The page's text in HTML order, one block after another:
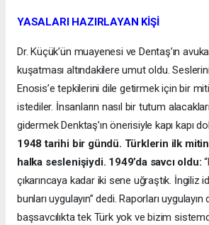
YASALARI HAZIRLAYAN KİŞİ
Dr. Küçük’ün muayenesi ve Dentaş’ın
kuşatması altındakilere umut oldu.
Enosis’e tepkilerini dile getirmek için bir
istediler. İnsanların nasıl bir tutum
gidermek Denktaş’ın önerisiyle kapı kapı
1948 tarihi bir gündü. Türklerin ilk
halka seslenişiydi. 1949’da savcı oldu:
çıkarıncaya kadar iki sene uğraştık. İngiliz
bunları uygulayın” dedi. Raporları uygulayın
başsavcılıkta tek Türk yok ve bizim